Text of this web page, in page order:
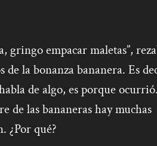
gringo empacar maletas”,
la bonanza bananera. Es
de algo, es porque
de las bananeras hay muchas
¿Por qué?